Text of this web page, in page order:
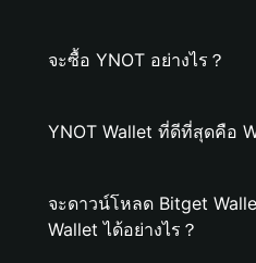
จะซื้อ YNOT อย่างไร？
YNOT Wallet ที่ดีที่สุดคือ
จะดาวน์โหลด Bitget
Wallet ได้อย่างไร？